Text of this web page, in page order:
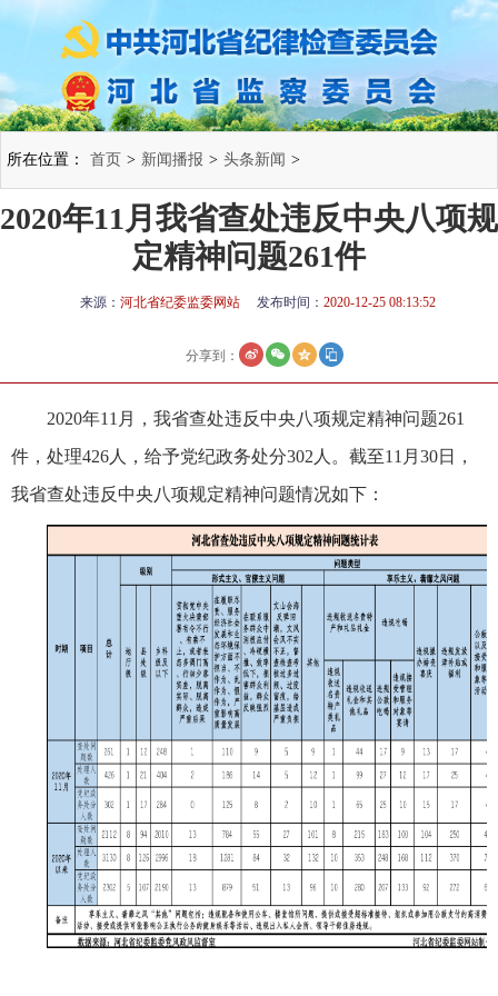
所在位置： 首页 > 新闻播报 > 头条新闻 >
2020年11月我省查处违反中央八项规
定精神问题261件
来源： 河北省纪委监委网站 发布时间： 2020-12-25 08:13:52
分享到：
2020年11月，我省查处违反中央八项规定精神问题261
件，处理426人，给予党纪政务处分302人。截至11月30日，
我省查处违反中央八项规定精神问题情况如下：